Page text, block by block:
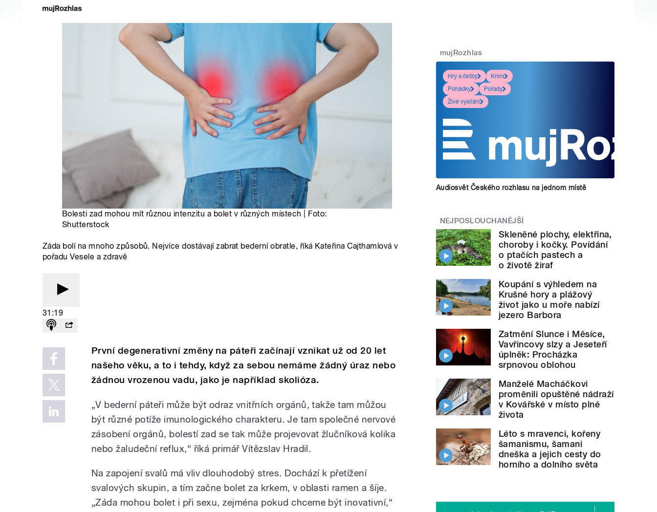
Bolesti zad mohou mít různou intenzitu a bolet v různých místech | Foto:
Shutterstock
Záda bolí na mnoho způsobů. Nejvíce dostávají zabrat bederní obratle, říká Kateřina Cajthamlová v
pořadu Vesele a zdravě
31:19
První degenerativní změny na páteři začínají vznikat už od 20 let
našeho věku, a to i tehdy, když za sebou nemáme žádný úraz nebo
žádnou vrozenou vadu, jako je například skolióza.
„V bederní páteři může být odraz vnitřních orgánů, takže tam můžou
být různé potíže imunologického charakteru. Je tam společné nervové
zásobení orgánů, bolestí zad se tak může projevovat žlučníková kolika
nebo žaludeční reflux,“ říká primář Vítězslav Hradil.
Na zapojení svalů má vliv dlouhodobý stres. Dochází k přetížení
svalových skupin, a tím začne bolet za krkem, v oblasti ramen a šíje.
„Záda mohou bolet i při sexu, zejména pokud chceme být inovativní,“
mujRozhlas
Hry a četby
Krimi
Pohádky
Pořady
Živé vysílání
Audiosvět Českého rozhlasu na jednom místě
NEJPOSLOUCHANĚJŠÍ
Skleněné plochy, elektřina,
choroby i kočky. Povídání
o ptačích pastech a
o životě žiraf
Koupání s výhledem na
Krušné hory a plážový
život jako u moře nabízí
jezero Barbora
Zatmění Slunce i Měsíce,
Vavřincovy slzy a Jeseteří
úplněk: Procházka
srpnovou oblohou
Manželé Macháčkovi
proměnili opuštěné nádraží
v Kovářské v místo plné
života
Léto s mravenci, kořeny
šamanismu, šamani
dneška a jejich cesty do
horního a dolního světa